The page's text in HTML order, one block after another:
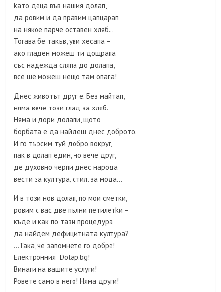
kато деца във нашия долап,
да ровим и да правим цапцарап
на някое парче оставен хляб…
Тогава бе такъв, уви хесапа –
ако гладен можеш ти дощрапа
със надежда сляпа до долапа,
все ще можеш нещо там опапа!
Днес животът друг е. Без майтап,
няма вече този глад за хляб.
Няма и дори долапи, щото
борбата е да найдеш днес доброто.
И го търсим туй добро вокруг,
пак в долап един, но вече друг,
де духовно черпи днес народа
вести за култура, стил, за мода…
И в този нов долап, по мои сметки,
ровим с вас две пълни петилетkи –
къде и как по тази процедура
да найдем дефицитната култура?
…Така, че запомнете го добре!
Електронния “Dolap.bg!
Винаги на вашите услуги!
Ровете само в него! Няма други!